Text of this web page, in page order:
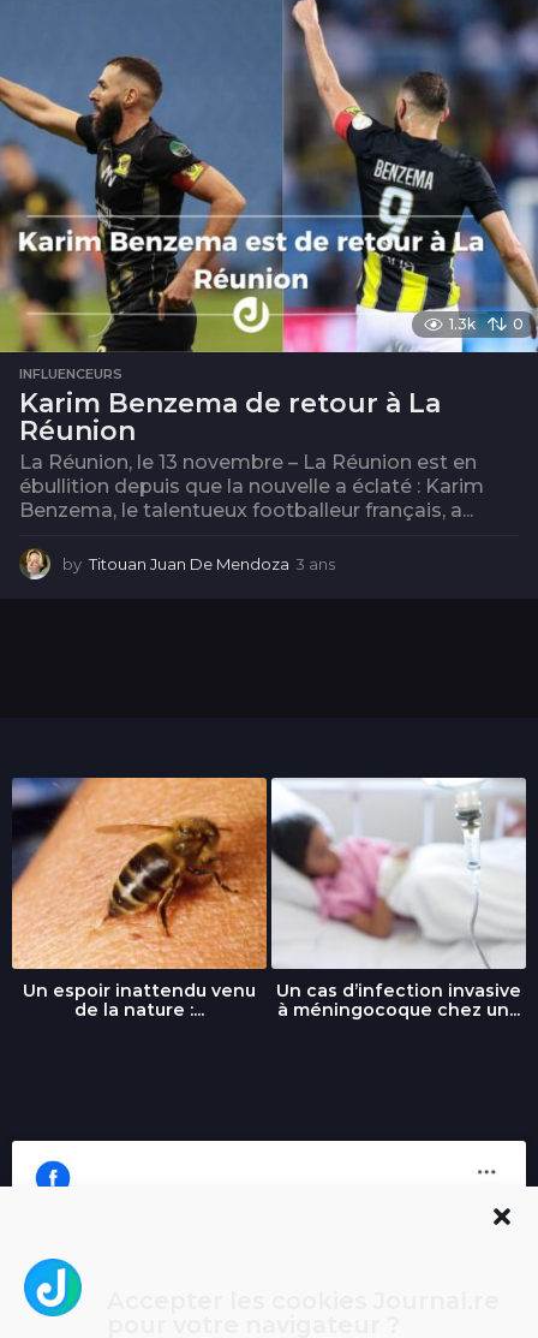
1.3k 0
INFLUENCEURS
Karim Benzema de retour à La
Réunion
La Réunion, le 13 novembre – La Réunion est en
ébullition depuis que la nouvelle a éclaté : Karim
Benzema, le talentueux footballeur français, a...
by Titouan Juan De Mendoza 3 ans
Un espoir inattendu venu
de la nature :...
Un cas d’infection invasive
à méningocoque chez un...